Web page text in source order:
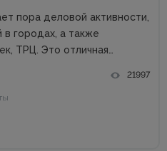
пора деловой активности,
городах, а также
отличная
на данном рынке
Как привлечь
21997